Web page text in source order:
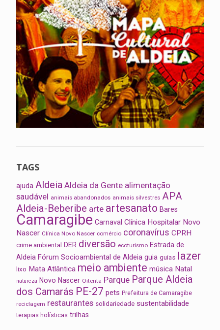
TAGS
ajuda Aldeia Aldeia da Gente alimentação
saudável animais abandonados animais silvestres APA
Aldeia-Beberibe arte artesanato Bares
Camaragibe Carnaval Clínica Hospitalar Novo
Nascer Clínica Novo Nascer comércio coronavírus CPRH
crime ambiental DER diversão ecoturismo Estrada de
Aldeia Fórum Socioambiental de Aldeia guia guias lazer
lixo Mata Atlântica meio ambiente música Natal
natureza Novo Nascer Oitenta Parque Parque Aldeia
dos Camarás PE-27 pets Prefeitura de Camaragibe
reciclagem restaurantes solidariedade sustentabilidade
terapias holísticas trilhas